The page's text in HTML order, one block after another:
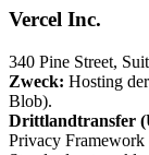
Vercel Inc.
340 Pine Street,
Zweck: Hosting
Blob).
Drittlandtransfer
Privacy